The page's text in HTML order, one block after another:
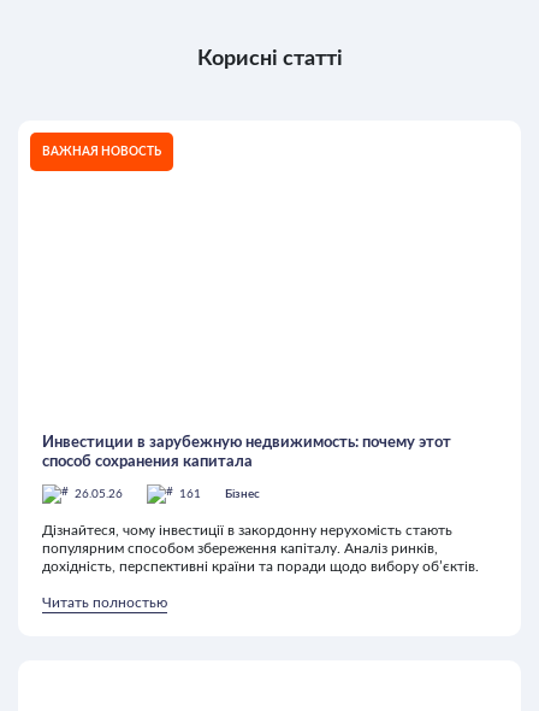
Корисні статті
ВАЖНАЯ НОВОСТЬ
Инвестиции в зарубежную недвижимость: почему этот
способ сохранения капитала
26.05.26 161 Бізнес
Дізнайтеся, чому інвестиції в закордонну нерухомість стають
популярним способом збереження капіталу. Аналіз ринків,
дохідність, перспективні країни та поради щодо вибору об’єктів.
Читать полностью